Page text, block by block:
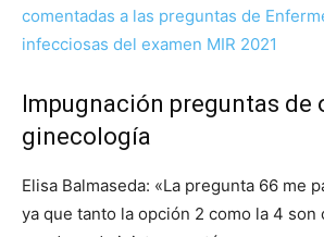
comentadas a las preguntas de
infecciosas del examen MIR 2021
Impugnación preguntas de
ginecología
Elisa Balmaseda: «La pregunta 66 me
ya que tanto la opción 2 como la 4 son